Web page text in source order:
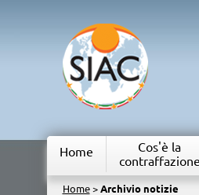
Home
Cos'è la
contraffazione
Home> Archivio notizie